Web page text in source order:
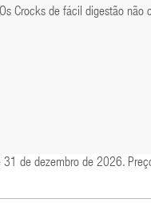
Crocks de fácil digestão não
de dezembro de 2026.